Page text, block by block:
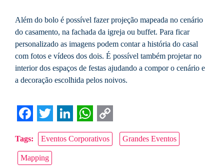
Além do bolo é possível fazer projeção mapeada no cenário
do casamento, na fachada da igreja ou buffet. Para ficar
personalizado as imagens podem contar a história do casal
com fotos e vídeos dos dois. É possível também projetar no
interior dos espaços de festas ajudando a compor o cenário e
a decoração escolhida pelos noivos.
Facebook
Twitter
LinkedIn
WhatsApp
Copy
Link
Tags: Eventos Corporativos Grandes Eventos
Mapping